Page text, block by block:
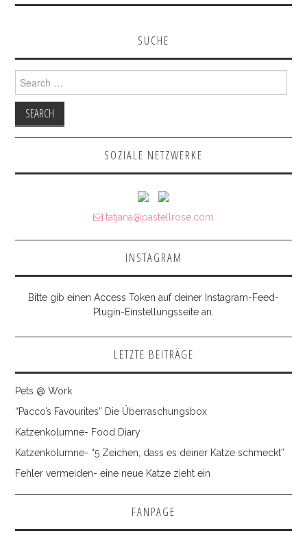
SUCHE
Search for:
SOZIALE NETZWERKE
tatjana@pastellrose.com
INSTAGRAM
Bitte gib einen Access Token auf deiner Instagram-Feed-
Plugin-Einstellungsseite an.
LETZTE BEITRÄGE
Pets @ Work
“Pacco’s Favourites” Die Überraschungsbox
Katzenkolumne- Food Diary
Katzenkolumne- “5 Zeichen, dass es deiner Katze schmeckt”
Fehler vermeiden- eine neue Katze zieht ein
FANPAGE